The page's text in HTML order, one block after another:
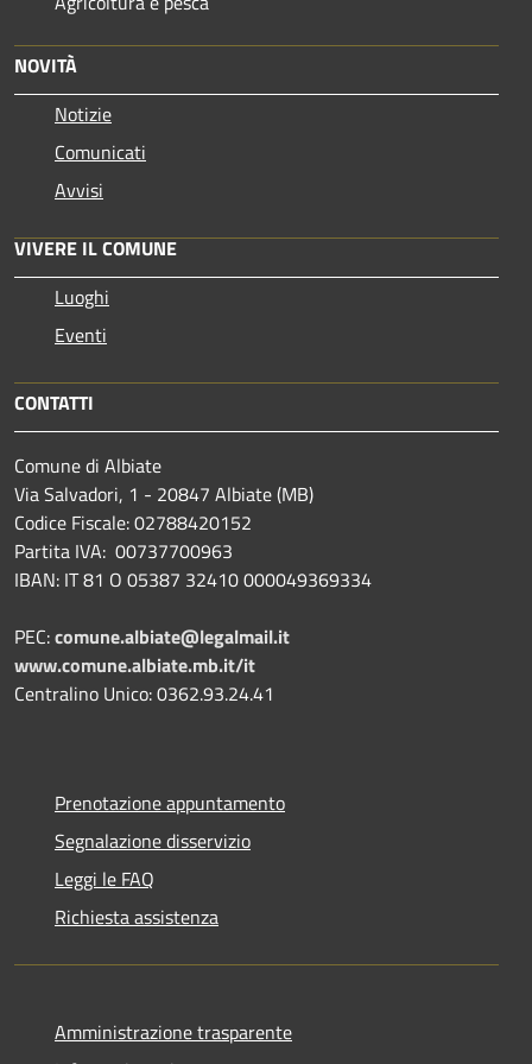
NOVITÀ
Notizie
Comunicati
Avvisi
VIVERE IL COMUNE
Luoghi
Eventi
CONTATTI
Comune di Albiate
Via Salvadori, 1 - 20847 Albiate (MB)
Codice Fiscale: 02788420152
Partita IVA: 00737700963
IBAN: IT 81 O 05387 32410 000049369334
PEC:comune.albiate@legalmail.it
www.comune.albiate.mb.it/it
Centralino Unico: 0362.93.24.41
Prenotazione appuntamento
Segnalazione disservizio
Leggi le FAQ
Richiesta assistenza
Amministrazione trasparente